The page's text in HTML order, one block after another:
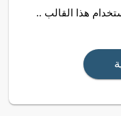
هذا القالب ..